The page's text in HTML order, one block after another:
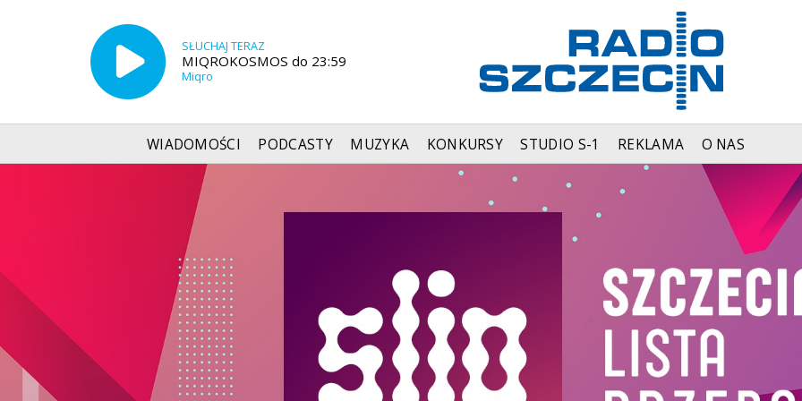
SŁUCHAJ TERAZ
MIQROKOSMOS do 23:59
Miqro
WIADOMOŚCI PODCASTY MUZYKA KONKURSY STUDIO S-1 REKLAMA O NAS